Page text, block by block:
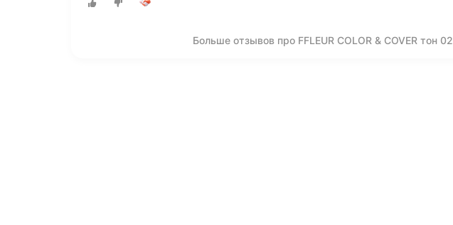
Больше отзывов про FFLEUR COLOR & COVER тон 02